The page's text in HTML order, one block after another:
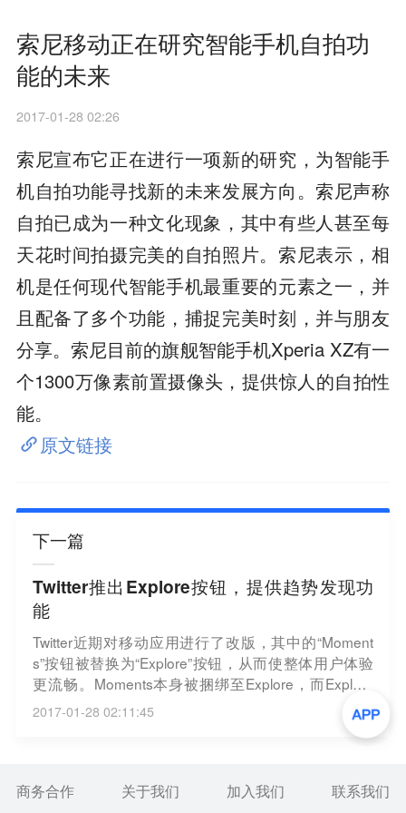
索尼移动正在研究智能手机自拍功
能的未来
2017-01-28 02:26
索尼宣布它正在进行一项新的研究，为智能手
机自拍功能寻找新的未来发展方向。索尼声称
自拍已成为一种文化现象，其中有些人甚至每
天花时间拍摄完美的自拍照片。索尼表示，相
机是任何现代智能手机最重要的元素之一，并
且配备了多个功能，捕捉完美时刻，并与朋友
分享。索尼目前的旗舰智能手机Xperia XZ有一
个1300万像素前置摄像头，提供惊人的自拍性
能。
原文链接
下一篇
Twitter推出Explore按钮，提供趋势发现功
能
Twitter近期对移动应用进行了改版，其中的“Moment
s”按钮被替换为“Explore”按钮，从而使整体用户体验
更流畅。Moments本身被捆绑至Explore，而Explore
中还包含趋势消息、搜索和直播视频等。新版本Twitte
r正在逐步发布，最初登录iOS平台，而未来几周中也
2017-01-28 02:11:45
商务合作 关于我们 加入我们 联系我们